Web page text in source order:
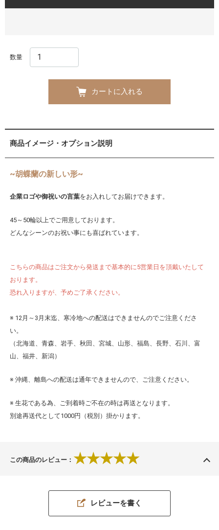
数量
カートに入れる
商品イメージ・オプション説明
~胡蝶蘭の新しい形~
企業ロゴや御祝いの言葉をお入れしてお届けできます。
45～50輪以上でご用意しております。
どんなシーンのお祝い事にも喜ばれています。
こちらの商品はご注文から発送まで基本的に5営業日を頂戴いたして
おります。
恐れ入りますが、予めご了承ください。
※ 12月～3月末迄、寒冷地への配送はできませんのでご注意くださ
い。
（北海道、青森、岩手、秋田、宮城、山形、福島、長野、石川、富
山、福井、新潟）
※ 沖縄、離島への配送は通年できませんので、ご注意ください。
※ 生花である為、ご到着時ご不在の時は再送となります。
別途再送代として1000円（税別）掛かります。
この商品のレビュー： ★★★★★
レビューを書く